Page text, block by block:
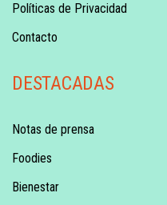
Políticas de Privacidad
Contacto
DESTACADAS
Notas de prensa
Foodies
Bienestar